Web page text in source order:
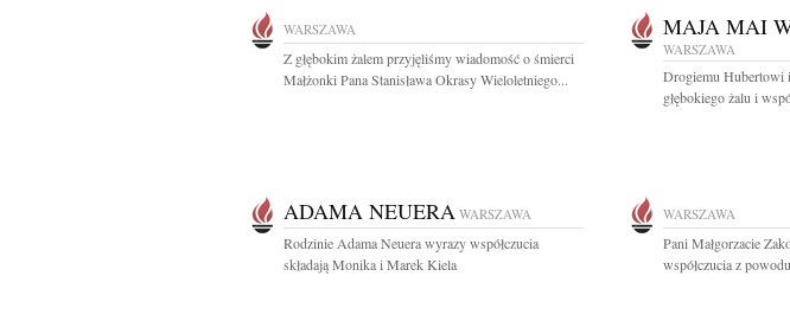
WARSZAWA
Z głębokim żalem przyjęliśmy wiadomość o śmierci
Małżonki Pana Stanisława Okrasy Wieloletniego...
MAJA MAI
WARSZAWA
Drogiemu Hubertowi
głębokiego żalu i
ADAMA NEUERA WARSZAWA
Rodzinie Adama Neuera wyrazy współczucia
składają Monika i Marek Kiela
WARSZAWA
Pani Małgorzacie
współczucia z